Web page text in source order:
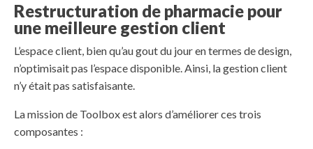
Restructuration de pharmacie pour
une meilleure gestion client
L’espace client, bien qu’au gout du jour en termes de design,
n’optimisait pas l’espace disponible. Ainsi, la gestion client
n’y était pas satisfaisante.
La mission de Toolbox est alors d’améliorer ces trois
composantes :